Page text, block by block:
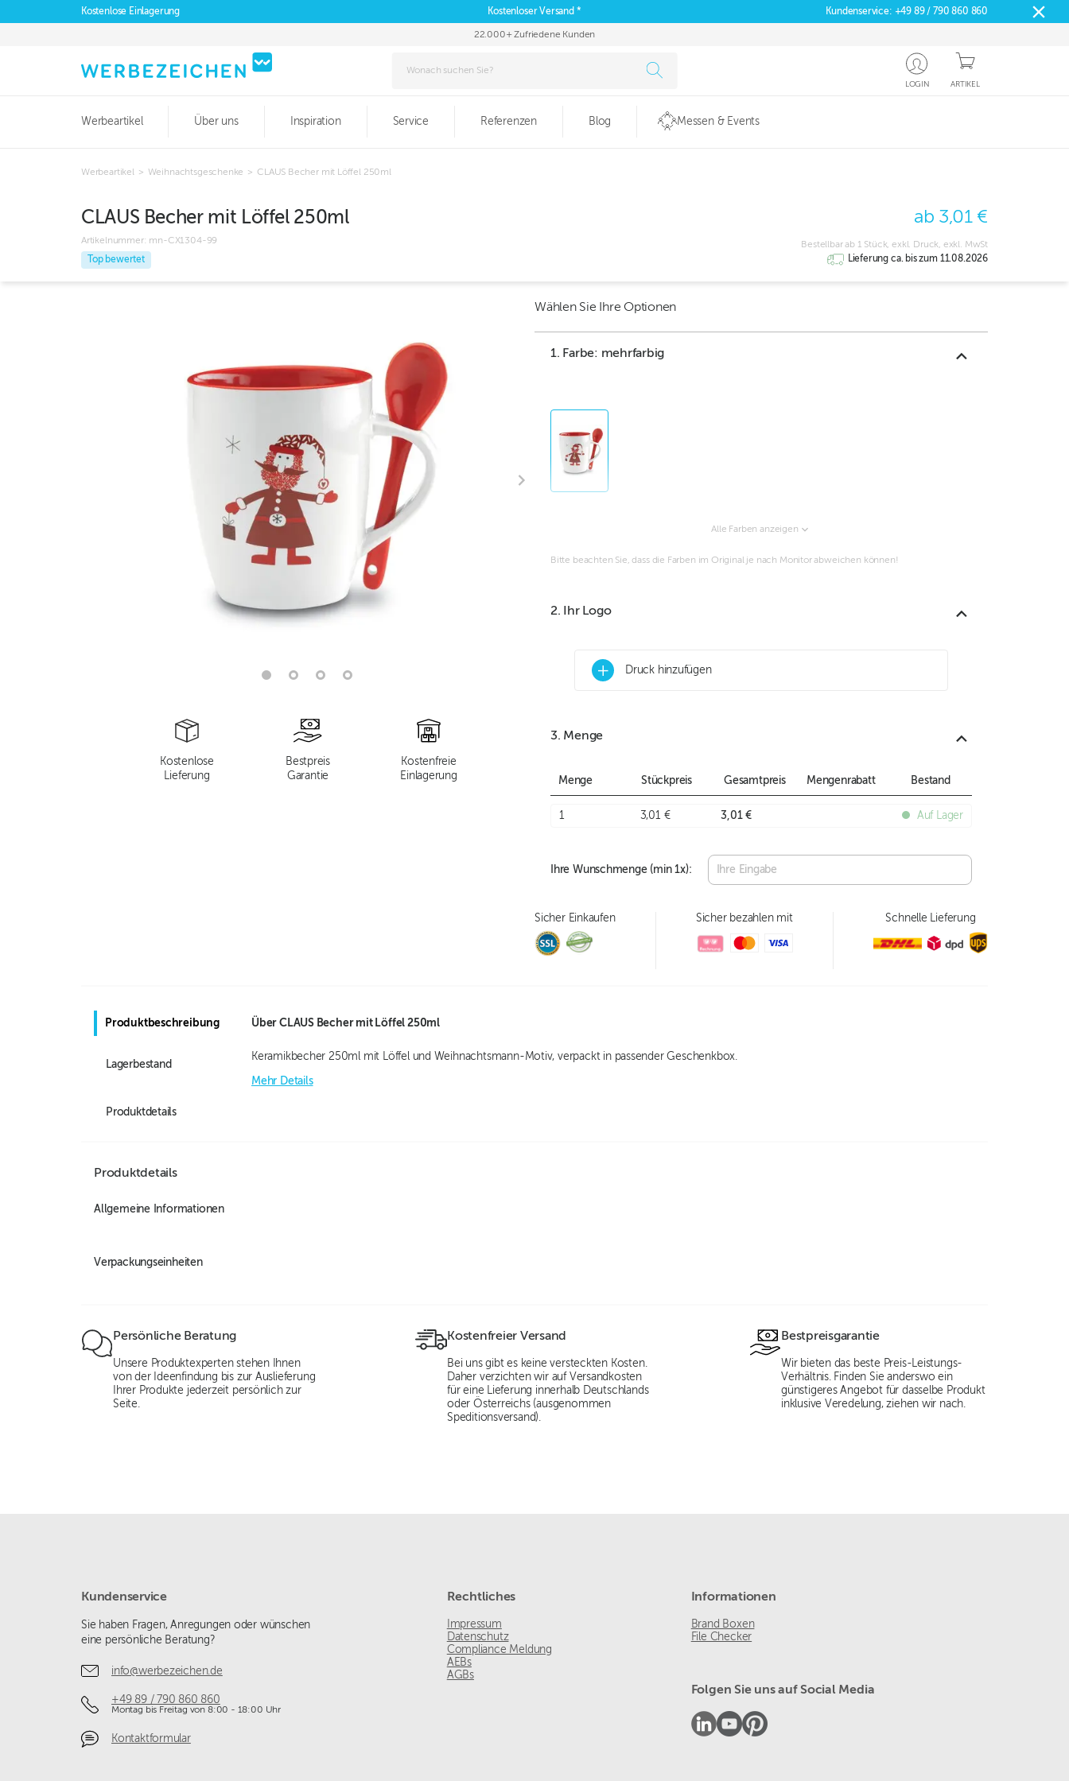
Kostenlose Einlagerung Kostenloser Versand * Kundenservice: +49 89 / 790 860 860
22.000+ Zufriedene Kunden
LOGIN ARTIKEL
Werbeartikel Über uns Inspiration Service Referenzen Blog Messen & Events
Werbeartikel > Weihnachtsgeschenke > CLAUS Becher mit Löffel 250ml
CLAUS Becher mit Löffel 250ml
Artikelnummer: mn-CX1304-99
Top bewertet
ab 3,01 €
Bestellbar ab 1 Stück, exkl. Druck, exkl. MwSt
Lieferung ca. bis zum 11.08.2026
Kostenlose
Lieferung
Bestpreis
Garantie
Kostenfreie
Einlagerung
Wählen Sie Ihre Optionen
1. Farbe: mehrfarbig
Alle Farben anzeigen
Bitte beachten Sie, dass die Farben im Original je nach Monitor abweichen können!
2. Ihr Logo
+ Druck hinzufügen
3. Menge
Menge Stückpreis Gesamtpreis Mengenrabatt Bestand
1 3,01 € 3,01 € Auf Lager
Ihre Wunschmenge (min1x):
Sicher Einkaufen Sicher bezahlen mit Schnelle Lieferung
Produktbeschreibung
Lagerbestand
Produktdetails
Über CLAUS Becher mit Löffel 250ml
Keramikbecher 250ml mit Löffel und Weihnachtsmann-Motiv, verpackt in passender Geschenkbox.
Mehr Details
Produktdetails
Allgemeine Informationen
Verpackungseinheiten
Persönliche Beratung
Unsere Produktexperten stehen Ihnen
von der Ideenfindung bis zur Auslieferung
Ihrer Produkte jederzeit persönlich zur
Seite.
Kostenfreier Versand
Bei uns gibt es keine versteckten Kosten.
Daher verzichten wir auf Versandkosten
für eine Lieferung innerhalb Deutschlands
oder Österreichs (ausgenommen
Speditionsversand).
Bestpreisgarantie
Wir bieten das beste Preis-Leistungs-
Verhältnis. Finden Sie anderswo ein
günstigeres Angebot für dasselbe Produkt
inklusive Veredelung, ziehen wir nach.
Kundenservice
Sie haben Fragen, Anregungen oder wünschen
eine persönliche Beratung?
info@werbezeichen.de
+49 89 / 790 860 860
Montag bis Freitag von 8:00 - 18:00 Uhr
Kontaktformular
Rechtliches
Impressum
Datenschutz
Compliance Meldung
AEBs
AGBs
Informationen
Brand Boxen
File Checker
Folgen Sie uns auf Social Media